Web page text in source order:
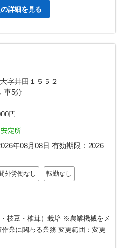
詳細を見る
字井田１５５２
車5分
円
定所
年08月08日 有効期限： 2026
外労働なし 転勤なし
枝豆・椎茸）栽培 ※農業機械をメ
業に関わる業務 変更範囲：変更